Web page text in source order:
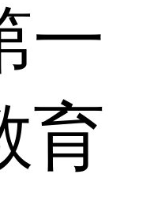
一
育